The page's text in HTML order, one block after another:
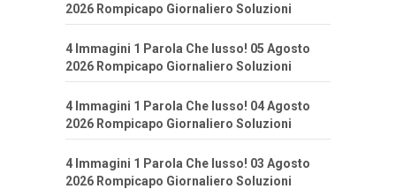
2026 Rompicapo Giornaliero Soluzioni
4 Immagini 1 Parola Che lusso! 05 Agosto
2026 Rompicapo Giornaliero Soluzioni
4 Immagini 1 Parola Che lusso! 04 Agosto
2026 Rompicapo Giornaliero Soluzioni
4 Immagini 1 Parola Che lusso! 03 Agosto
2026 Rompicapo Giornaliero Soluzioni